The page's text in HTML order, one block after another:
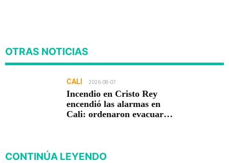
OTRAS NOTICIAS
CALI 2026-08-07
Incendio en Cristo Rey
encendió las alarmas en
Cali: ordenaron evacuar
CONTINÚA LEYENDO